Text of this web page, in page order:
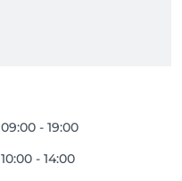
09:00 - 19:00
10:00 - 14:00